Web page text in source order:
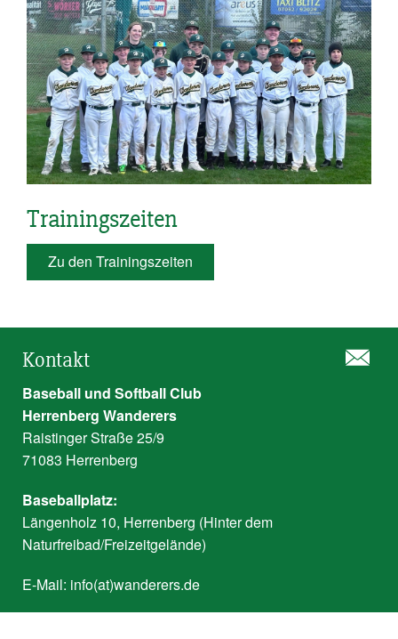
Trainingszeiten
Zu den Trainingszeiten
Kontakt
Baseball und Softball Club
Herrenberg Wanderers
Raistinger Straße 25/9
71083 Herrenberg
Baseballplatz:
Längenholz 10, Herrenberg (Hinter dem
Naturfreibad/Freizeitgelände)
E-Mail: info(at)wanderers.de